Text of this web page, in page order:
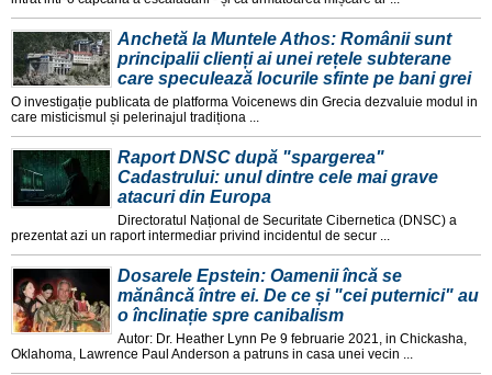
Anchetă la Muntele Athos: Românii sunt
principalii clienți ai unei rețele subterane
care speculează locurile sfinte pe bani grei
O investigație publicata de platforma Voicenews din Grecia dezvaluie modul in
care misticismul și pelerinajul tradiționa ...
Raport DNSC după "spargerea"
Cadastrului: unul dintre cele mai grave
atacuri din Europa
Directoratul Național de Securitate Cibernetica (DNSC) a
prezentat azi un raport intermediar privind incidentul de secur ...
Dosarele Epstein: Oamenii încă se
mănâncă între ei. De ce și "cei puternici" au
o înclinație spre canibalism
Autor: Dr. Heather Lynn Pe 9 februarie 2021, in Chickasha,
Oklahoma, Lawrence Paul Anderson a patruns in casa unei vecin ...